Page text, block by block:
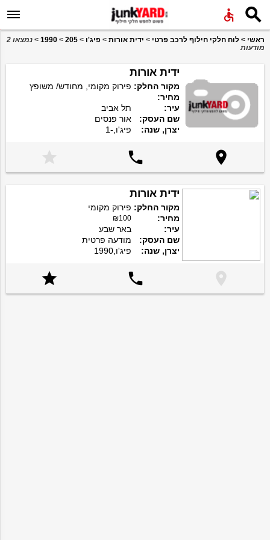
 
ראשי > לוח חלקי חילוף לרכב פרטי > ידית אורות > פיג'ו >
205
>
1990
>
נמצאו 2
מודעות
ידית אורות
מקור החלק: פירוק מקומי, מחודש/ משופץ
מחיר:
עיר:
תל אביב
שם העסק:
אור פנסים
יצרן, שנה:
פיג'ו,-1



ידית אורות
מקור החלק: פירוק מקומי
מחיר:
₪100
עיר:
באר שבע
שם העסק:
מודעה פרטית
יצרן, שנה:
פיג'ו,1990


